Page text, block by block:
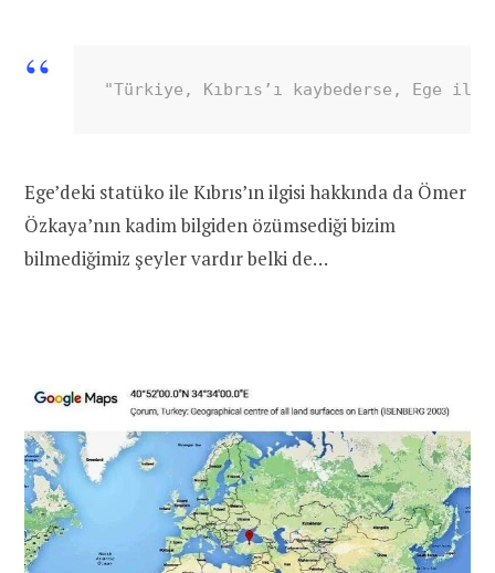
"Türkiye, Kıbrıs’ı kaybederse, Ege ile
Ege’deki statüko ile Kıbrıs’ın ilgisi hakkında da Ömer
Özkaya’nın kadim bilgiden özümsediği bizim
bilmediğimiz şeyler vardır belki de…